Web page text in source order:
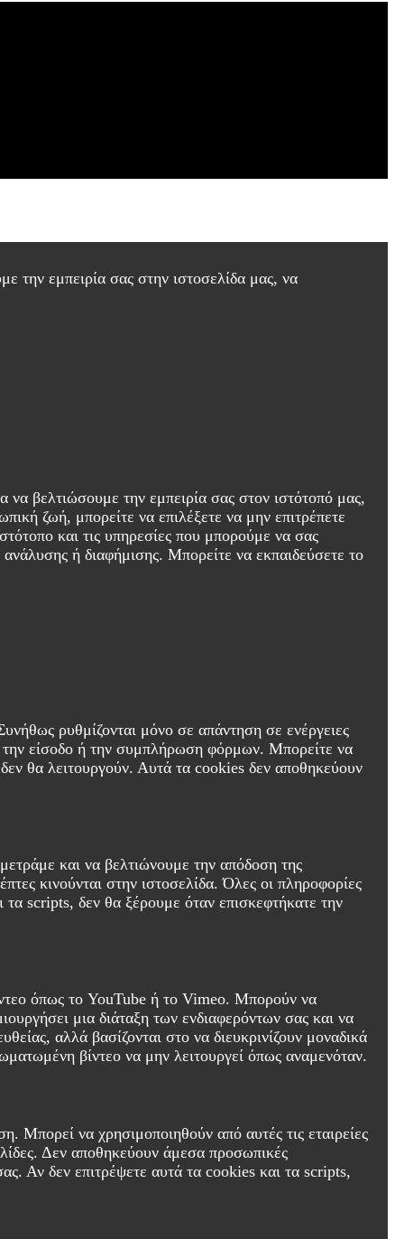
την εμπειρία σας στην ιστοσελίδα μας, να
να βελτιώσουμε την εμπειρία σας στον ιστότοπό μας,
ζωή, μπορείτε να επιλέξετε να μην επιτρέπετε
και τις υπηρεσίες που μπορούμε να σας
ή διαφήμισης. Μπορείτε να εκπαιδεύσετε το
ρυθμίζονται μόνο σε απάντηση σε ενέργειες
την είσοδο ή την συμπλήρωση φόρμων. Μπορείτε να
θα λειτουργούν. Αυτά τα cookies δεν αποθηκεύουν
και να βελτιώνουμε την απόδοση της
κινούνται στην ιστοσελίδα. Όλες οι πληροφορίες
scripts, δεν θα ξέρουμε όταν επισκεφτήκατε την
όπως το YouTube ή το Vimeo. Μπορούν να
μια διάταξη των ενδιαφερόντων σας και να
αλλά βασίζονται στο να διευκρινίζουν μοναδικά
βίντεο να μην λειτουργεί όπως αναμενόταν.
Μπορεί να χρησιμοποιηθούν από αυτές τις εταιρείες
Δεν αποθηκεύουν άμεσα προσωπικές
Αν δεν επιτρέψετε αυτά τα cookies και τα scripts,